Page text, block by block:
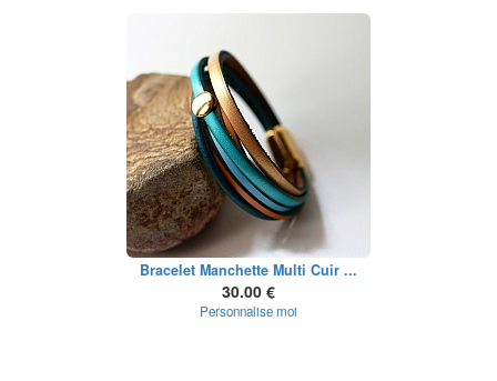
Bracelet Manchette Multi Cuir ...
30.00 €
Personnalise moi